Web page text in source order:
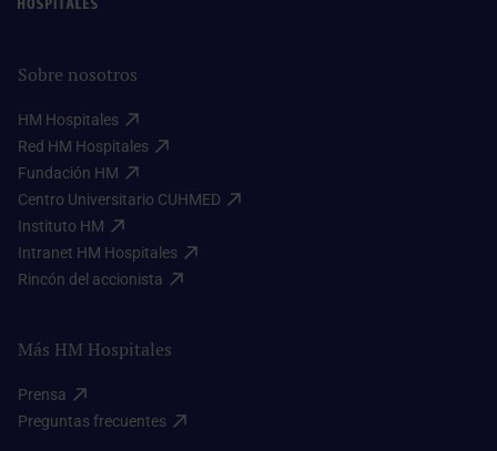
Sobre nosotros
HM Hospitales​
Red HM Hospitales​
Fundación HM​
Centro Universitario CUHMED​
Instituto HM​
Intranet HM Hospitales​
Rincón del accionista​
Más HM Hospitales
Prensa​
Preguntas frecuentes​